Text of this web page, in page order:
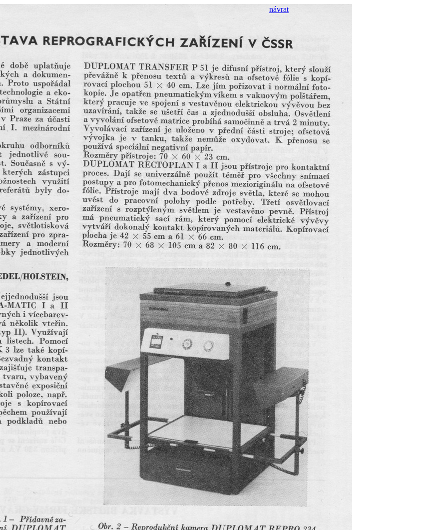
návrat